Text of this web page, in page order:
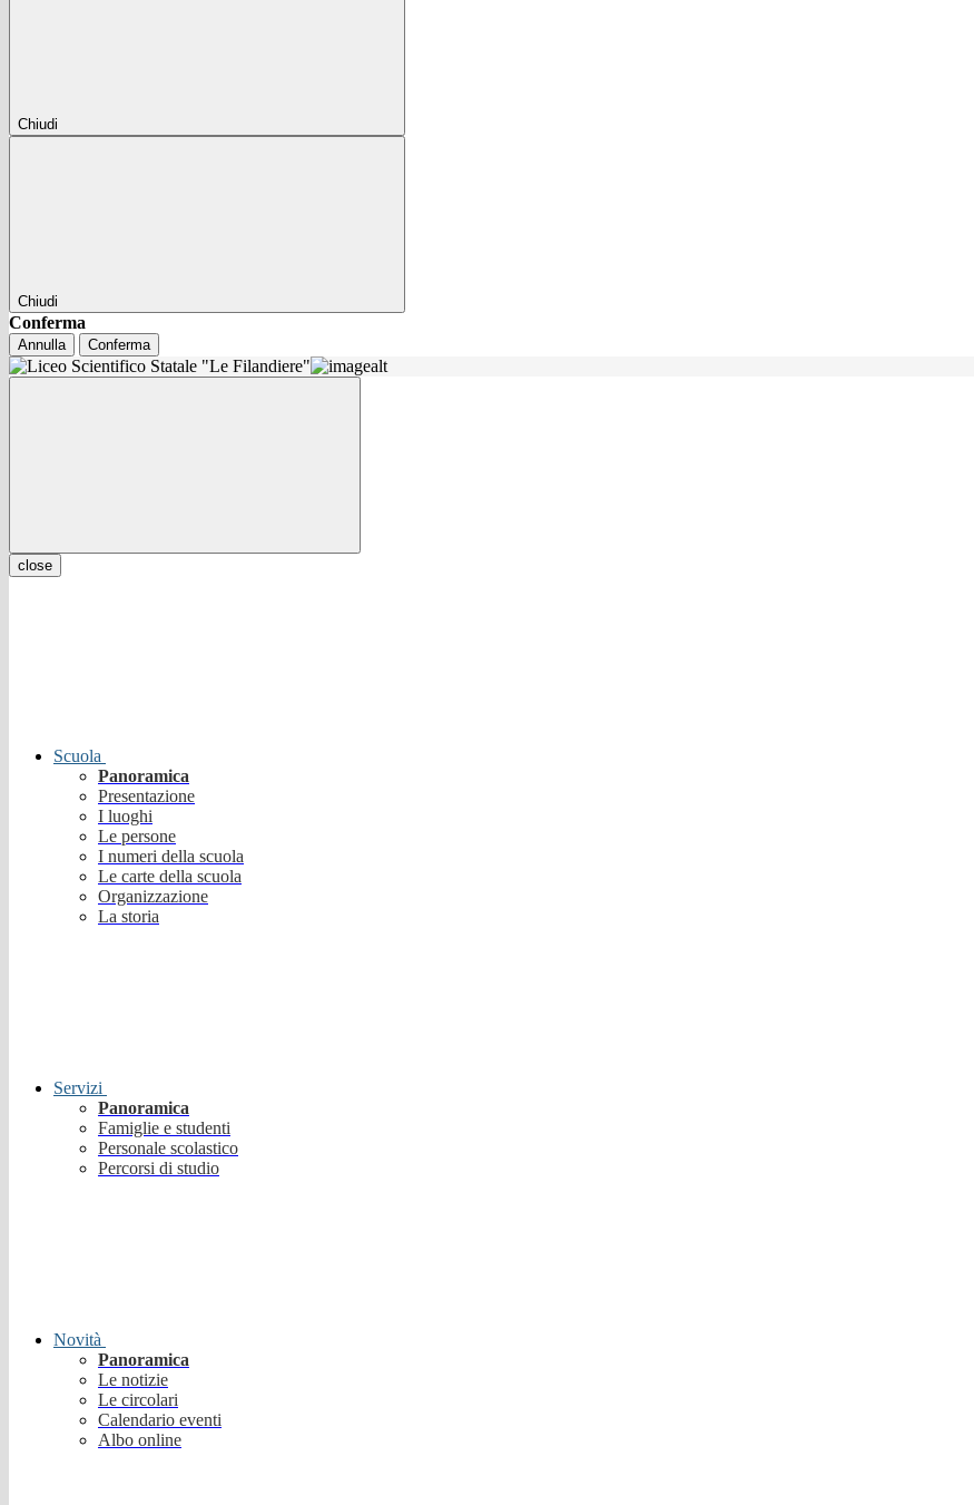
Chiudi
Chiudi
Conferma
Annulla Conferma
close
Scuola
Panoramica
Presentazione
I luoghi
Le persone
I numeri della scuola
Le carte della scuola
Organizzazione
La storia
Servizi
Panoramica
Famiglie e studenti
Personale scolastico
Percorsi di studio
Novità
Panoramica
Le notizie
Le circolari
Calendario eventi
Albo online